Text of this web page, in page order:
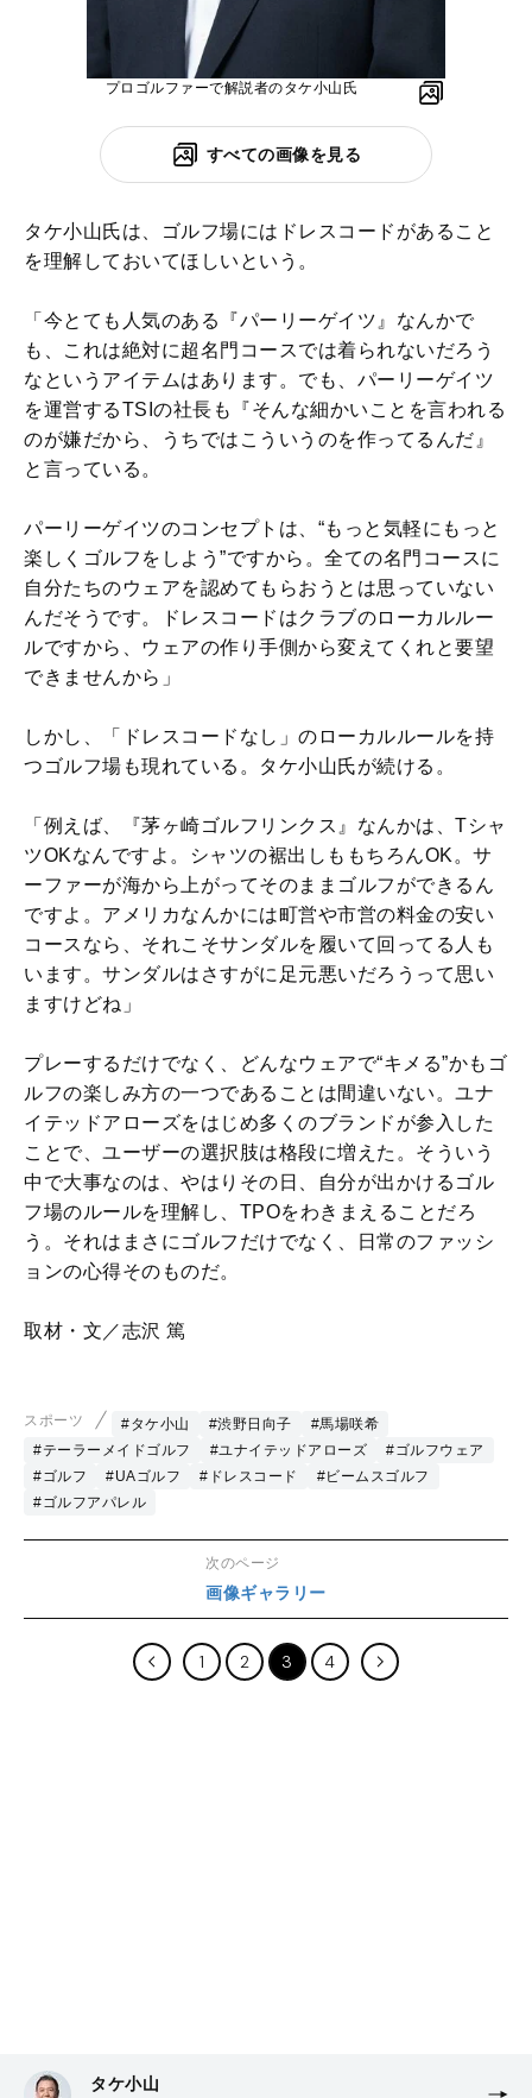
プロゴルファーで解説者のタケ小山氏
すべての画像を見る
タケ小山氏は、ゴルフ場にはドレスコードがあること
を理解しておいてほしいという。
「今とても人気のある『パーリーゲイツ』なんかで
も、これは絶対に超名門コースでは着られないだろう
なというアイテムはあります。でも、パーリーゲイツ
を運営するTSIの社長も『そんな細かいことを言われる
のが嫌だから、うちではこういうのを作ってるんだ』
と言っている。
パーリーゲイツのコンセプトは、“もっと気軽にもっと
楽しくゴルフをしよう”ですから。全ての名門コースに
自分たちのウェアを認めてもらおうとは思っていない
んだそうです。ドレスコードはクラブのローカルルー
ルですから、ウェアの作り手側から変えてくれと要望
できませんから」
しかし、「ドレスコードなし」のローカルルールを持
つゴルフ場も現れている。タケ小山氏が続ける。
「例えば、『茅ヶ崎ゴルフリンクス』なんかは、Tシャ
ツOKなんですよ。シャツの裾出しももちろんOK。サ
ーファーが海から上がってそのままゴルフができるん
ですよ。アメリカなんかには町営や市営の料金の安い
コースなら、それこそサンダルを履いて回ってる人も
います。サンダルはさすがに足元悪いだろうって思い
ますけどね」
プレーするだけでなく、どんなウェアで“キメる”かもゴ
ルフの楽しみ方の一つであることは間違いない。ユナ
イテッドアローズをはじめ多くのブランドが参入した
ことで、ユーザーの選択肢は格段に増えた。そういう
中で大事なのは、やはりその日、自分が出かけるゴル
フ場のルールを理解し、TPOをわきまえることだろ
う。それはまさにゴルフだけでなく、日常のファッシ
ョンの心得そのものだ。
取材・文／志沢 篤
スポーツ #タケ小山 #渋野日向子
#馬場咲希
#テーラーメイドゴルフ
#ユナイテッドアローズ
#ゴルフウェア
#ゴルフ
#UAゴルフ #ドレスコード
#ビームスゴルフ
#ゴルフアパレル
次のページ
画像ギャラリー
1 2 3 4
タケ小山